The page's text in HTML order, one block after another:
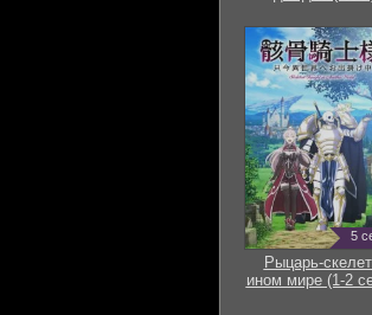
5
Рыцарь-
ином мире (1-2